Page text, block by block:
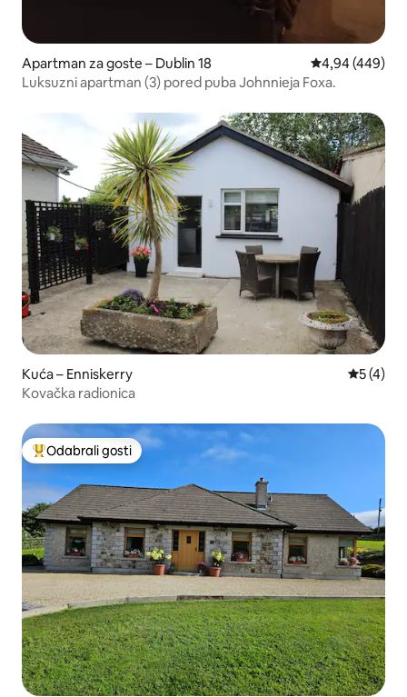
Apartman za goste – Dublin 18 Prosječna
4,94 (449)
Luksuzni apartman (3) pored puba Johnnieja Foxa.
Kuća – Enniskerry
5 (4)
Kovačka radionica
Među najviše rangiranima s oznakom „Odabrali gosti”
Odabrali gosti